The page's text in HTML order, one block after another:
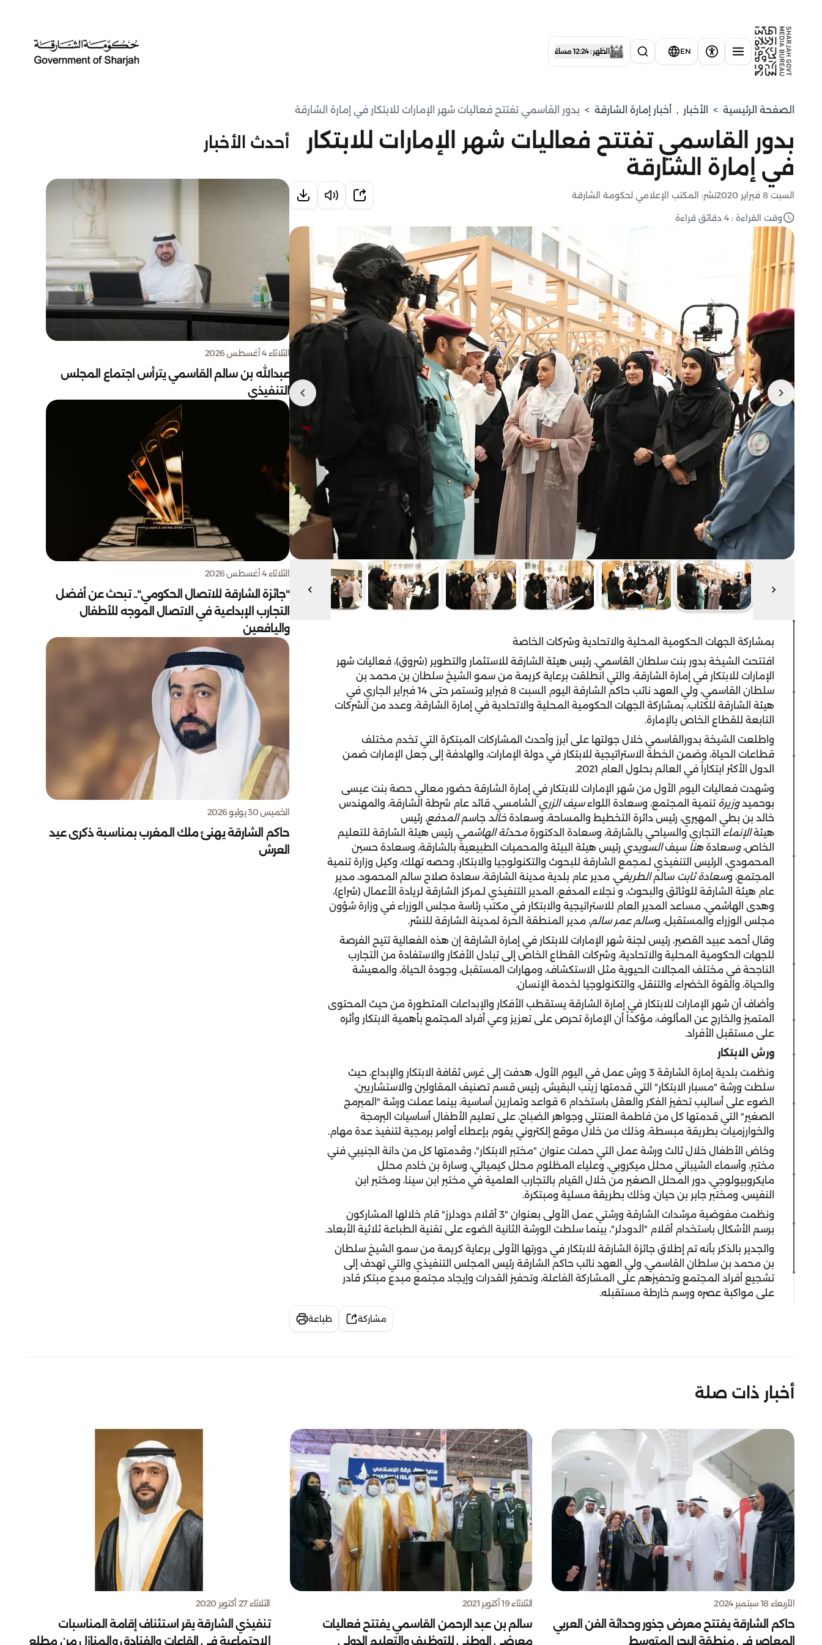
EN الظهر : 12:24 مساءً
الصفحة الرئيسية > الأخبار , أخبار إمارة الشارقة > بدور القاسمي تفتتح فعاليات شهر الإمارات للابتكار في إمارة الشارقة
بدور القاسمي تفتتح فعاليات شهر الإمارات للابتكار
في إمارة الشارقة
السبت 8 فبراير 2020 نشر: المكتب الإعلامي لحكومة الشارقة
وقت القراءة : 4 دقائق قراءة
بمشاركة الجهات الحكومية المحلية والاتحادية وشركات الخاصة
افتتحت الشيخة بدور بنت سلطان القاسمي، رئيس هيئة الشارقة للاستثمار والتطوير (شروق)، فعاليات شهر
الإمارات للابتكار في إمارة الشارقة، والتي انطلقت برعاية كريمة من سمو الشيخ سلطان بن محمد بن
سلطان القاسمي، ولي العهد نائب حاكم الشارقة اليوم السبت 8 فبراير وتستمر حتى 14 فبراير الجاري في
هيئة الشارقة للكتاب، بمشاركة الجهات الحكومية المحلية والاتحادية في إمارة الشارقة، وعدد من الشركات
التابعة للقطاع الخاص بالإمارة.
واطلعت الشيخة بدورالقاسمي خلال جولتها على أبرز وأحدث المشاركات المبتكرة التي تخدم مختلف
قطاعات الحياة، وضمن الخطة الاستراتيجية للابتكار في دولة الإمارات، والهادفة إلى جعل الإمارات ضمن
الدول الأكثر ابتكاراً في العالم بحلول العام 2021.
وشهدت فعاليات اليوم الأول من شهر الإمارات للابتكار في إمارة الشارقة حضور معالي حصة بنت عيسى
بوحميدوزيرة تنمية المجتمع، وسعادة اللواءسيف الزري الشامسي، قائد عام شرطة الشارقة، والمهندس
خالد بن بطي المهيري، رئيس دائرة التخطيط والمساحة، وسعادة خالد جاسمالمدفع، رئيس
هيئةالإنماء التجاري والسياحي بالشارقة، وسعادة الدكتورةمحدثة الهاشمي، رئيس هيئة الشارقة للتعليم
الخاص،وسعادةهنا سيفالسويدي رئيس هيئة البيئة والمحميات الطبيعية بالشارقة، وسعادة حسين
المحمودي، الرئيس التنفيذي لـمجمع الشارقة للبحوث والتكنولوجيا والابتكار، وحصه تهلك، وكيل وزارة تنمية
المجتمع، وسعادة ثابت سالمالطريفي، مدير عام بلدية مدينة الشارقة، سعادة صلاح سالم المحمود، مدير
عام هيئة الشارقة للوثائق والبحوث، و نجلاء المدفع، المدير التنفيذي لـمركز الشارقة لريادة الأعمال (شراع)،
وهدى الهاشمي، مساعد المدير العام للاستراتيجية والابتكار في مكتب رئاسة مجلس الوزراء في وزارة شؤون
مجلس الوزراء والمستقبل، وسالم عمر سالم، مدير المنطقة الحرة لمدينة الشارقة للنشر.
وقال أحمد عبيد القصير، رئيس لجنة شهر الإمارات للابتكار في إمارة الشارقة إن هذه الفعالية تتيح الفرصة
للجهات الحكومية المحلية والاتحادية، وشركات القطاع الخاص إلى تبادل الأفكار والاستفادة من التجارب
الناجحة في مختلف المجالات الحيوية مثل الاستكشاف، ومهارات المستقبل، وجودة الحياة، والمعيشة
والحياة، والقوة الخضراء، والتنقل، والتكنولوجيا لخدمة الإنسان.
وأضاف أن شهر الإمارات للابتكار في إمارة الشارقة يستقطب الأفكار والإبداعات المتطورة من حيث المحتوى
المتميز والخارج عن المألوف، مؤكداً أن الإمارة تحرص على تعزيز وعي أفراد المجتمع بأهمية الابتكار وأثره
على مستقبل الأفراد.
ورش الابتكار
ونظمت بلدية إمارة الشارقة 3 ورش عمل في اليوم الأول، هدفت إلى غرس ثقافة الابتكار والإبداع، حيث
سلطت ورشة "مسبار الابتكار" التي قدمتها زينب البقيش، رئيس قسم تصنيف المقاولين والاستشاريين،
الضوء على أساليب تحفيز الفكر والعقل باستخدام 6 قواعد وتمارين أساسية، بينما عملت ورشة "المبرمج
الصغير" التي قدمتها كل من فاطمة العنتلي وجواهر الضباح، على تعليم الأطفال أساسيات البرمجة
والخوارزميات بطريقة مبسطة، وذلك من خلال موقع إلكتروني يقوم بإعطاء أوامر برمجية لتنفيذ عدة مهام.
وخاض الأطفال خلال ثالث ورشة عمل التي حملت عنوان "مختبر الابتكار"، وقدمتها كل من دانة الجنيبي فني
مختبر، وأسماء الشيباني محلل ميكروبي، وعلياء المظلوم محلل كيميائي، وسارة بن خادم محلل
مايكروبيولوجي، دور المحلل الصغير من خلال القيام بالتجارب العلمية في مختبر ابن سينا، ومختبر ابن
النفيس، ومختبر جابر بن حيان، وذلك بطريقة مسلية ومبتكرة.
ونظمت مفوضية مرشدات الشارقة ورشتي عمل الأولى بعنوان "3 أقلام دودلرز" قام خلالها المشاركون
برسم الأشكال باستخدام أقلام "الدودلر"، بينما سلطت الورشة الثانية الضوء على تقنية الطباعة ثلاثية الأبعاد.
والجدير بالذكر بأنه تم إطلاق جائزة الشارقة للابتكار في دورتها الأولى برعاية كريمة من سمو الشيخ سلطان
بن محمد بن سلطان القاسمي، ولي العهد نائب حاكم الشارقة رئيس المجلس التنفيذي والتي تهدف إلى
تشجيع أفراد المجتمع وتحفيزهم على المشاركة الفاعلة، وتحفيز القدرات وإيجاد مجتمع مبدع مبتكر قادر
على مواكبة عصره ورسم خارطة مستقبله.
مشاركة طباعة
أحدث الأخبار
الثلاثاء 4 أغسطس 2026
عبدالله بن سالم القاسمي يترأس اجتماع المجلس
التنفيذي
الثلاثاء 4 أغسطس 2026
"جائزة الشارقة للاتصال الحكومي".. تبحث عن أفضل
التجارب الإبداعية في الاتصال الموجه للأطفال
واليافعين
الخميس 30 يوليو 2026
حاكم الشارقة يهنئ ملك المغرب بمناسبة ذكرى عيد
العرش
أخبار ذات صلة
الأربعاء 18 سبتمبر 2024
حاكم الشارقة يفتتح معرض جذور وحداثة الفن العربي
المعاصر في منطقة البحر المتوسط
الثلاثاء 19 أكتوبر 2021
سالم بن عبد الرحمن القاسمي يفتتح فعاليات
معرضي الوطني للتوظيف والتعليم الدولي
الثلاثاء 27 أكتوبر 2020
تنفيذي الشارقة يقر استئناف إقامة المناسبات
الاجتماعية في القاعات والفنادق والمنازل من مطلع